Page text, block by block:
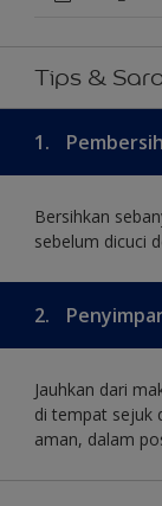
Tips &
1.
Bersihkan
sebelum dicuci
2.
Jauhkan dari
di tempat sejuk
aman, dalam